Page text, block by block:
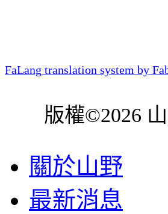
FaLang translation system by
版權©2026
關於山野
最新消息